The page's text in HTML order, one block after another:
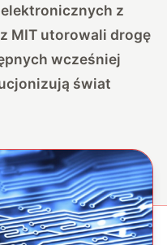
z
MIT utorowali drogę
wcześniej
świat